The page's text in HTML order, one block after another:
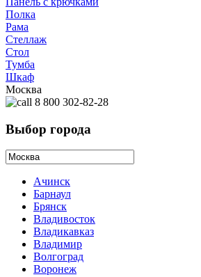
Полка
Рама
Стеллаж
Стол
Тумба
Шкаф
Москва
8 800 302-82-28
Выбор города
Ачинск
Барнаул
Брянск
Владивосток
Владикавказ
Владимир
Волгоград
Воронеж